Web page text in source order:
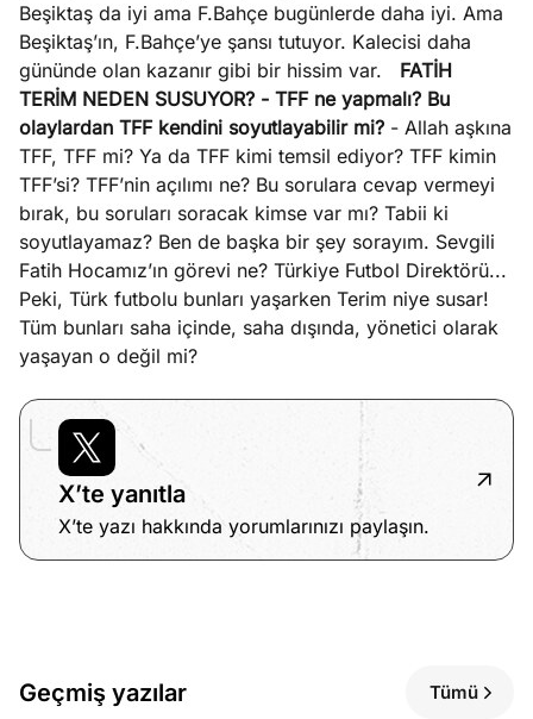
Beşiktaş da iyi ama F.Bahçe bugünlerde daha iyi. Ama
Beşiktaş’ın, F.Bahçe’ye şansı tutuyor. Kalecisi daha
gününde olan kazanır gibi bir hissim var. FATİH
TERİM NEDEN SUSUYOR? - TFF ne yapmalı? Bu
olaylardan TFF kendini soyutlayabilir mi? - Allah aşkına
TFF, TFF mi? Ya da TFF kimi temsil ediyor? TFF kimin
TFF’si? TFF’nin açılımı ne? Bu sorulara cevap vermeyi
bırak, bu soruları soracak kimse var mı? Tabii ki
soyutlayamaz? Ben de başka bir şey sorayım. Sevgili
Fatih Hocamız’ın görevi ne? Türkiye Futbol Direktörü...
Peki, Türk futbolu bunları yaşarken Terim niye susar!
Tüm bunları saha içinde, saha dışında, yönetici olarak
yaşayan o değil mi?
X’te yanıtla
X’te yazı hakkında yorumlarınızı paylaşın.
Geçmiş yazılar Tümü